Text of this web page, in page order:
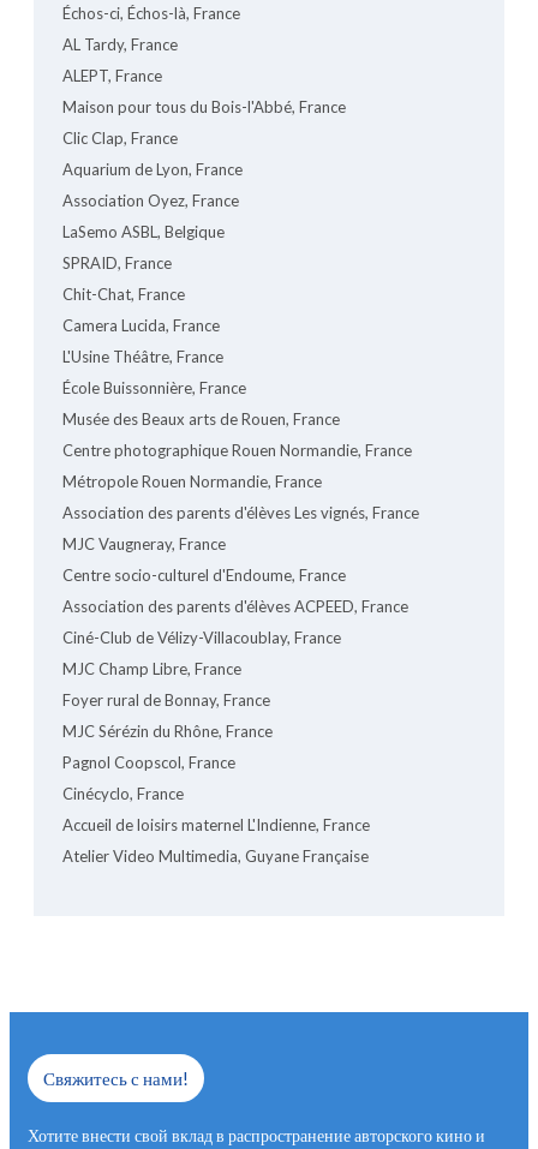
Échos-ci, Échos-là, France
AL Tardy, France
ALEPT, France
Maison pour tous du Bois-l'Abbé, France
Clic Clap, France
Aquarium de Lyon, France
Association Oyez, France
LaSemo ASBL, Belgique
SPRAID, France
Chit-Chat, France
Camera Lucida, France
L'Usine Théâtre, France
École Buissonnière, France
Musée des Beaux arts de Rouen, France
Centre photographique Rouen Normandie, France
Métropole Rouen Normandie, France
Association des parents d'élèves Les vignés, France
MJC Vaugneray, France
Centre socio-culturel d'Endoume, France
Association des parents d'élèves ACPEED, France
Ciné-Club de Vélizy-Villacoublay, France
MJC Champ Libre, France
Foyer rural de Bonnay, France
MJC Sérézin du Rhône, France
Pagnol Coopscol, France
Cinécyclo, France
Accueil de loisirs maternel L'Indienne, France
Atelier Video Multimedia, Guyane Française
Свяжитесь с нами!
Хотите внести свой вклад в распространение авторского кино и